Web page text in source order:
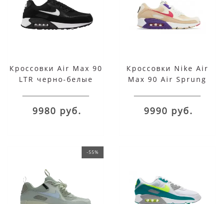
Кроссовки Air Max 90
LTR черно-белые
9980 руб.
Кроссовки Nike Air
Max 90 Air Sprung
9990 руб.
-55%